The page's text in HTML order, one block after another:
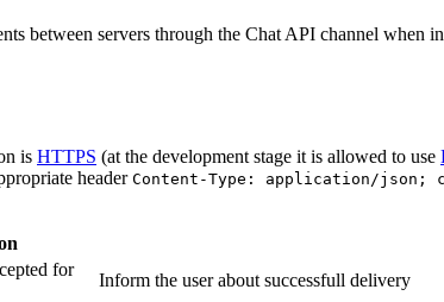
between servers through the Chat API channel when
is HTTPS (at the development stage it is allowed to use
headerContent-Type: application/json;
for
Inform the user about successfull delivery